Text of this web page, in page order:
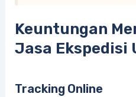
Keuntungan
Jasa Ekspedisi
Tracking Online